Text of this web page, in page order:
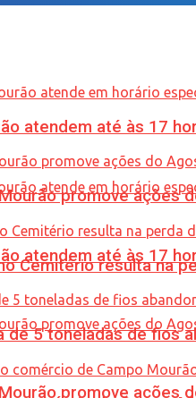
atendem até às 17
promove ações
atendem até às 17
promove ações
Cemitério resulta na
5 toneladas de fios